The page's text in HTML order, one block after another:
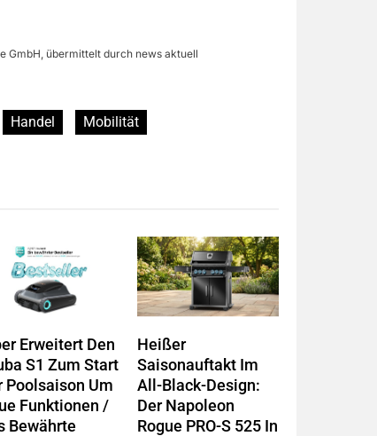
GmbH, übermittelt durch news aktuell
Handel Mobilität
Erweitert Den
S1 Zum Start
Poolsaison Um
Funktionen /
Bewährte
Heißer
Saisonauftakt Im
All-Black-Design:
Der Napoleon
Rogue PRO-S 525 In